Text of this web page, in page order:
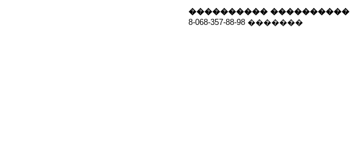
����������
8-068-357-88-98 �������